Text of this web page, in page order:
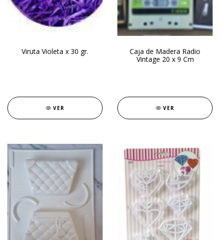
Viruta Violeta x 30 gr.
VER
Caja de Madera Radio
Vintage 20 x 9 Cm
VER